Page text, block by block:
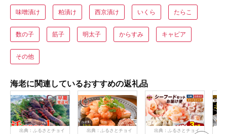
味噌漬け 粕漬け 西京漬け いくら たらこ
数の子 筋子 明太子 からすみ キャビア
その他
海老に関連しているおすすめの返礼品
出典：ふるさとチョイ
出典：ふるさとチョイ
出典：ふるさとチョイ